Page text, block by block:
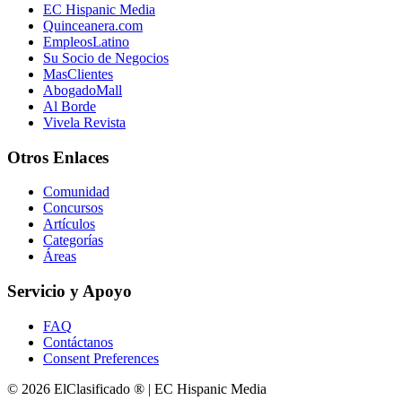
EC Hispanic Media
Quinceanera.com
EmpleosLatino
Su Socio de Negocios
MasClientes
AbogadoMall
Al Borde
Vivela Revista
Otros Enlaces
Comunidad
Concursos
Artículos
Categorías
Áreas
Servicio y Apoyo
FAQ
Contáctanos
Consent Preferences
© 2026 ElClasificado ® | EC Hispanic Media